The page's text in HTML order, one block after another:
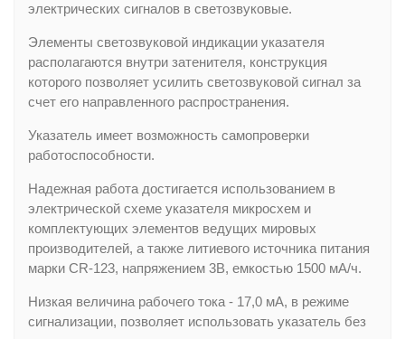
электрических сигналов в светозвуковые.
Элементы светозвуковой индикации указателя
располагаются внутри затенителя, конструкция
которого позволяет усилить светозвуковой сигнал за
счет его направленного распространения.
Указатель имеет возможность самопроверки
работоспособности.
Надежная работа достигается использованием в
электрической схеме указателя микросхем и
комплектующих элементов ведущих мировых
производителей, а также литиевого источника питания
марки CR-123, напряжением 3В, емкостью 1500 мА/ч.
Низкая величина рабочего тока - 17,0 мА, в режиме
сигнализации, позволяет использовать указатель без